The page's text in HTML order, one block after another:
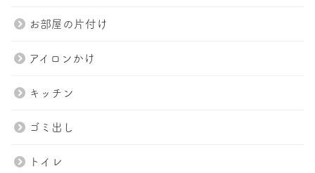
お部屋の片付け
アイロンかけ
キッチン
ゴミ出し
トイレ